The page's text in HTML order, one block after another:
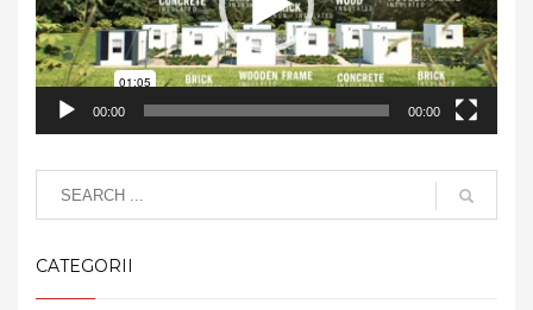
00:00 00:00
CATEGORII